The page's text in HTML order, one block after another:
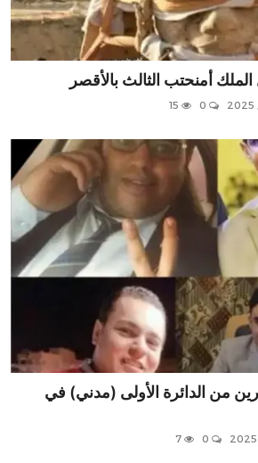
أمنحتب الثالث بالأقصر
من الدائرة الأولى (مدني) في